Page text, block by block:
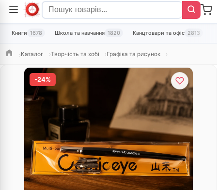
Книги 1678 Школа та навчання 1820 Канцтовари та офіс 2813
ГоловнаКаталог Творчість та хобі Графіка та рисунок
-24%